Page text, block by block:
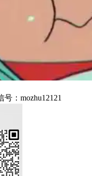
：mozhu12121